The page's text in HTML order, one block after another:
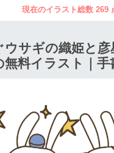
現在のイラスト総数 269
サギの織姫と彦
無料イラスト｜手